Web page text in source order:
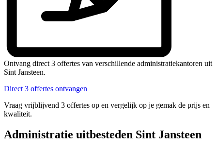
Ontvang direct 3 offertes van verschillende administratiekantoren uit
Sint Jansteen.
Direct 3 offertes ontvangen
Vraag vrijblijvend 3 offertes op en vergelijk op je gemak de prijs en
kwaliteit.
Administratie uitbesteden Sint Jansteen